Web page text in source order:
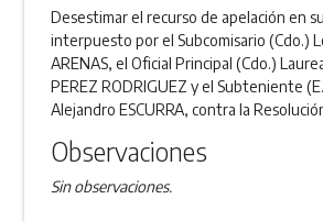
Desestimar el recurso de apelación en
interpuesto por el Subcomisario (Cdo.)
ARENAS, el Oficial Principal (Cdo.)
PEREZ RODRIGUEZ y el Subteniente
Alejandro ESCURRA, contra la
Observaciones
Sin observaciones.